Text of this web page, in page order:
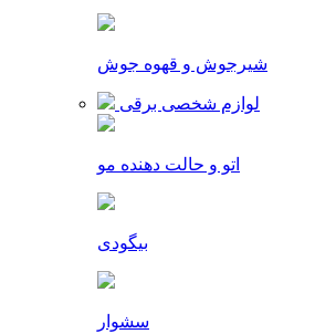
شیرجوش و قهوه جوش
لوازم شخصی برقی
اتو و حالت دهنده مو
بیگودی
سشوار